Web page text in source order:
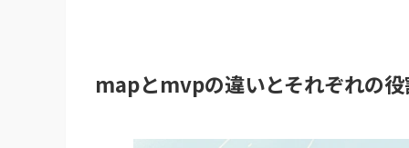
mapとmvpの違いとそれぞれの